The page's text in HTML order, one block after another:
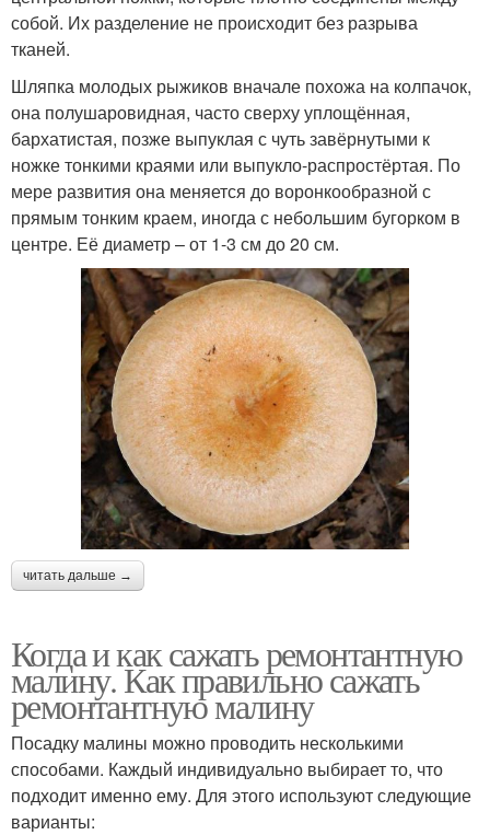
собой. Их разделение не происходит без разрыва
тканей.
Шляпка молодых рыжиков вначале похожа на колпачок,
она полушаровидная, часто сверху уплощённая,
бархатистая, позже выпуклая с чуть завёрнутыми к
ножке тонкими краями или выпукло-распростёртая. По
мере развития она меняется до воронкообразной с
прямым тонким краем, иногда с небольшим бугорком в
центре. Её диаметр – от 1-3 см до 20 см.
читать дальше →
Когда и как сажать ремонтантную
малину. Как правильно сажать
ремонтантную малину
Посадку малины можно проводить несколькими
способами. Каждый индивидуально выбирает то, что
подходит именно ему. Для этого используют следующие
варианты: